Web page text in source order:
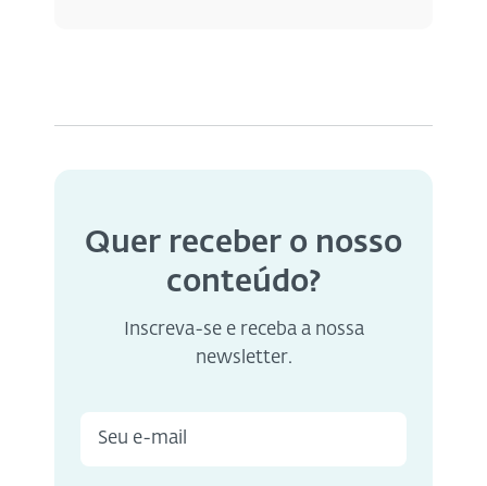
Quer receber o nosso
conteúdo?
Inscreva-se e receba a nossa
newsletter.